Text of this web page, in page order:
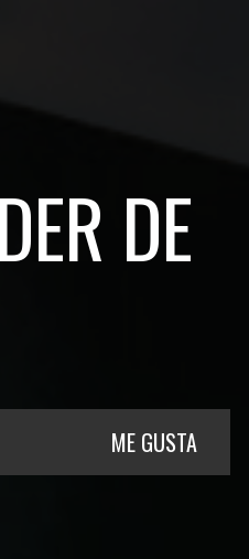
DE
ME GUSTA